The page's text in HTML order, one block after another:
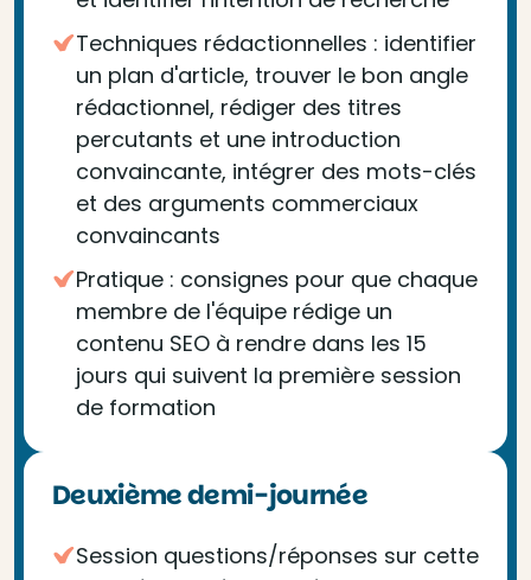
Techniques rédactionnelles : identifier
un plan d'article, trouver le bon angle
rédactionnel, rédiger des titres
percutants et une introduction
convaincante, intégrer des mots-clés
et des arguments commerciaux
convaincants
Pratique : consignes pour que chaque
membre de l'équipe rédige un
contenu SEO à rendre dans les 15
jours qui suivent la première session
de formation
Deuxième demi-journée
Session questions/réponses sur cette